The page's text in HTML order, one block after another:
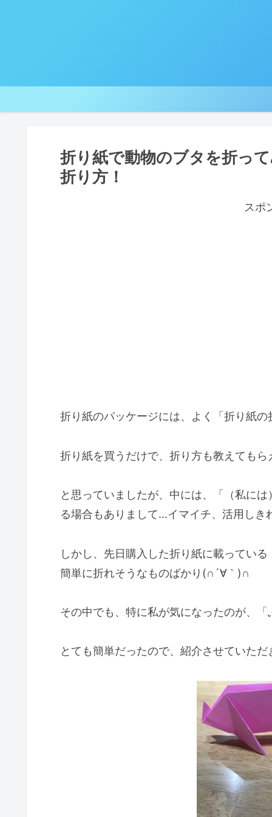
折り紙で動物のブタを折っ
折り方！
スポ
折り紙のパッケージには、よく「折り紙
折り紙を買うだけで、折り方も教えても
と思っていましたが、中には、「（私に
る場合もありまして…イマイチ、活用しき
しかし、先日購入した折り紙に載ってい
簡単に折れそうなものばかり(∩´∀｀)∩
その中でも、特に私が気になったのが、
とても簡単だったので、紹介させていただ